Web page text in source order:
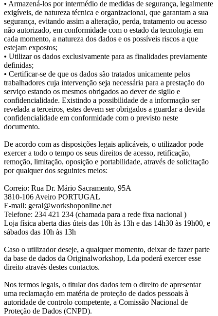
• Armazená-los por intermédio de medidas de segurança, legalmente
exigíveis, de natureza técnica e organizacional, que garantam a sua
segurança, evitando assim a alteração, perda, tratamento ou acesso
não autorizado, em conformidade com o estado da tecnologia em
cada momento, a natureza dos dados e os possíveis riscos a que
estejam expostos;
• Utilizar os dados exclusivamente para as finalidades previamente
definidas;
• Certificar-se de que os dados são tratados unicamente pelos
trabalhadores cuja intervenção seja necessária para a prestação do
serviço estando os mesmos obrigados ao dever de sigilo e
confidencialidade. Existindo a possibilidade de a informação ser
revelada a terceiros, estes devem ser obrigados a guardar a devida
confidencialidade em conformidade com o previsto neste
documento.
De acordo com as disposições legais aplicáveis, o utilizador pode
exercer a todo o tempo os seus direitos de acesso, retificação,
remoção, limitação, oposição e portabilidade, através de solicitação
por qualquer dos seguintes meios:
Correio: Rua Dr. Mário Sacramento, 95A
3810-106 Aveiro PORTUGAL
E-mail: geral@workshoponline.net
Telefone: 234 421 234 (chamada para a rede fixa nacional )
Loja física aberta dias úteis das 10h às 13h e das 14h30 às 19h00, e
sábados das 10h às 13h
Caso o utilizador deseje, a qualquer momento, deixar de fazer parte
da base de dados da Originalworkshop, Lda poderá exercer esse
direito através destes contactos.
Nos termos legais, o titular dos dados tem o direito de apresentar
uma reclamação em matéria de proteção de dados pessoais à
autoridade de controlo competente, a Comissão Nacional de
Proteção de Dados (CNPD).